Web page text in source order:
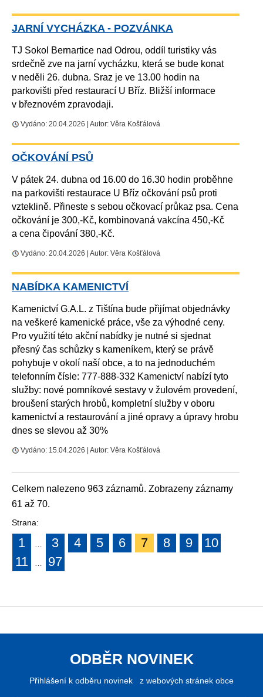
JARNÍ VYCHÁZKA - POZVÁNKA
TJ Sokol Bernartice nad Odrou, oddíl turistiky vás
srdečně zve na jarní vycházku, která se bude konat
v neděli 26. dubna. Sraz je ve 13.00 hodin na
parkovišti před restaurací U Bříz. Bližší informace
v březnovém zpravodaji.
Vydáno: 20.04.2026 | Autor: Věra Košťálová
OČKOVÁNÍ PSŮ
V pátek 24. dubna od 16.00 do 16.30 hodin proběhne
na parkovišti restaurace U Bříz očkování psů proti
vzteklině. Přineste s sebou očkovací průkaz psa. Cena
očkování je 300,-Kč, kombinovaná vakcína 450,-Kč
a cena čipování 380,-Kč.
Vydáno: 20.04.2026 | Autor: Věra Košťálová
NABÍDKA KAMENICTVÍ
Kamenictví G.A.L. z Tištína bude přijímat objednávky
na veškeré kamenické práce, vše za výhodné ceny.
Pro využití této akční nabídky je nutné si sjednat
přesný čas schůzky s kameníkem, který se právě
pohybuje v okolí naší obce, a to na jednoduchém
telefonním čísle: 777-888-332 Kamenictví nabízí tyto
služby: nové pomníkové sestavy v žulovém provedení,
broušení starých hrobů, kompletní služby v oboru
kamenictví a restaurování a jiné opravy a úpravy hrobu
dnes se slevou až 30%
Vydáno: 15.04.2026 | Autor: Věra Košťálová
Celkem nalezeno 963 záznamů. Zobrazeny záznamy
61 až 70.
Strana:
1 … 3 4 5 6 7 8 9
10
11
… 97
ODBĚR NOVINEK
Přihlášení k odběru novinek z webových stránek obce